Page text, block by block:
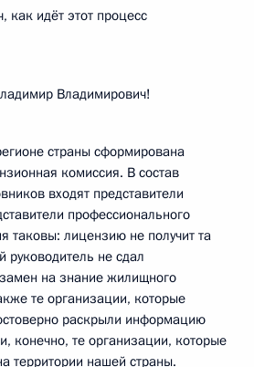
как идёт этот процесс
Владимирович!
страны сформирована
комиссия. В состав
входят представители
профессионального
таковы: лицензию не получит та
руководитель не сдал
на знание жилищного
те организации, которые
раскрыли информацию
конечно, те организации, которые
территории нашей страны.